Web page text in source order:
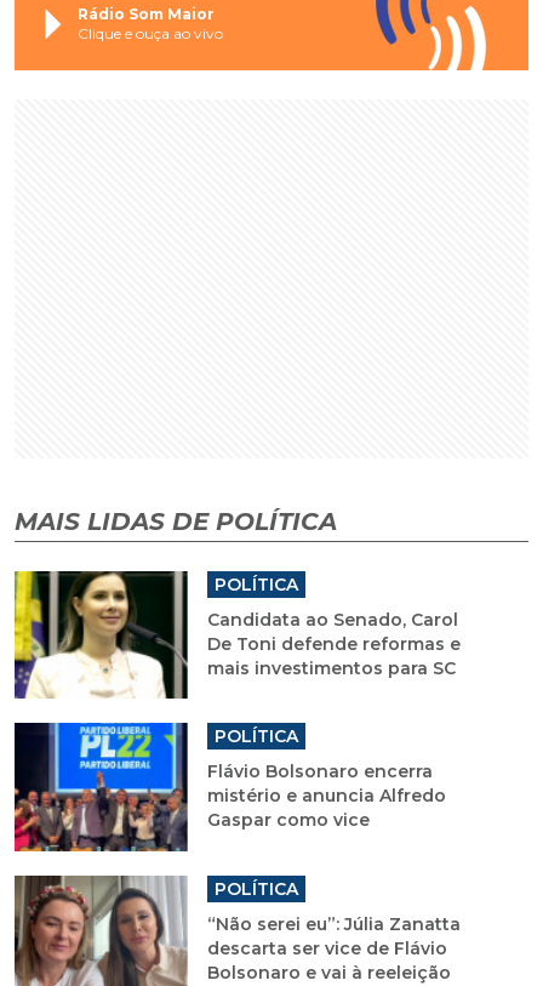
Rádio Som Maior
Clique e ouça ao vivo
MAIS LIDAS DE POLÍTICA
POLÍTICA
Candidata ao Senado, Carol
De Toni defende reformas e
mais investimentos para SC
POLÍTICA
Flávio Bolsonaro encerra
mistério e anuncia Alfredo
Gaspar como vice
POLÍTICA
“Não serei eu”: Júlia Zanatta
descarta ser vice de Flávio
Bolsonaro e vai à reeleição